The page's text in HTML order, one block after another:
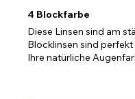
4 Blockfarbe
Diese Linsen sind am
Blocklinsen sind
Ihre natürliche